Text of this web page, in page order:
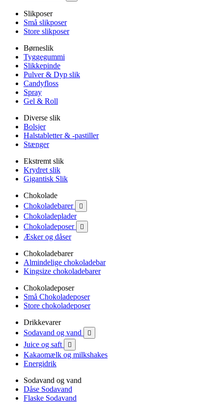
Slikposer
Små slikposer
Store slikposer
Børneslik
Tyggegummi
Slikkepinde
Pulver & Dyp slik
Candyfloss
Spray
Gel & Roll
Diverse slik
Bolsjer
Halstabletter & -pastiller
Stænger
Ekstremt slik
Krydret slik
Gigantisk Slik
Chokolade
Chokoladebarer

Chokoladeplader
Chokoladeposer

Æsker og dåser
Chokoladebarer
Almindelige chokoladebar
Kingsize chokoladebarer
Chokoladeposer
Små Chokoladeposer
Store chokoladeposer
Drikkevarer
Sodavand og vand

Juice og saft 
Kakaomælk og milkshakes
Energidrik
Sodavand og vand
Dåse Sodavand
Flaske Sodavand